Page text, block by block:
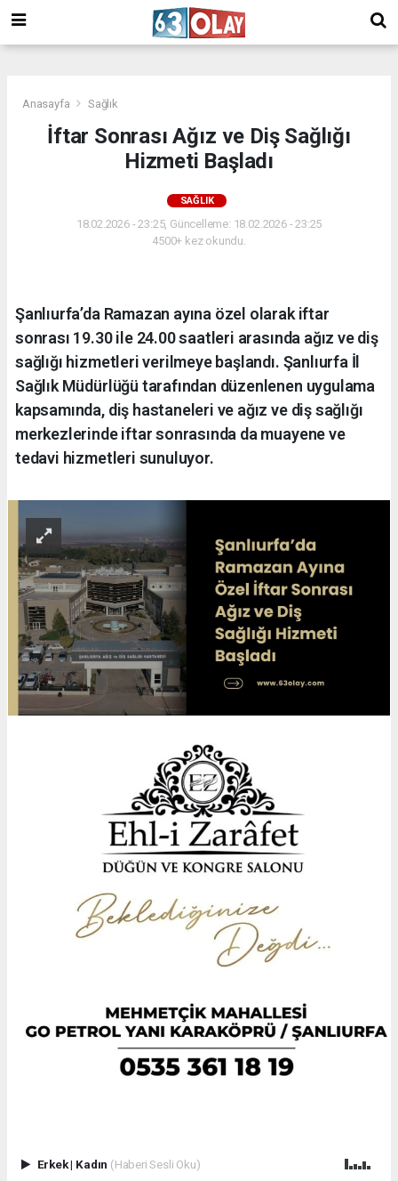
Anasayfa Sağlık
İftar Sonrası Ağız ve Diş Sağlığı
Hizmeti Başladı
SAĞLIK
18.02.2026 - 23:25, Güncelleme: 18.02.2026 - 23:25
4500+ kez okundu.
Şanlıurfa’da Ramazan ayına özel olarak iftar
sonrası 19.30 ile 24.00 saatleri arasında ağız ve diş
sağlığı hizmetleri verilmeye başlandı. Şanlıurfa İl
Sağlık Müdürlüğü tarafından düzenlenen uygulama
kapsamında, diş hastaneleri ve ağız ve diş sağlığı
merkezlerinde iftar sonrasında da muayene ve
tedavi hizmetleri sunuluyor.
Erkek| Kadın (Haberi Sesli Oku)